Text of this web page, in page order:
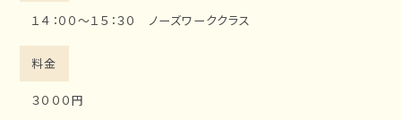
１４：００～１５：３０ ノーズワーククラス
料金
３０００円